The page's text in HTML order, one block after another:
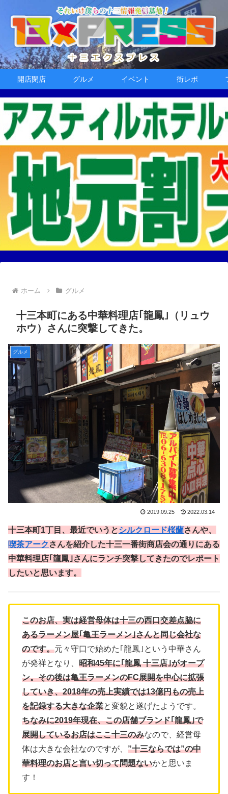
開店閉店 グルメ イベント 街レポ
ホーム グルメ
十三本町にある中華料理店｢龍鳳｣（リュウ
ホウ）さんに突撃してきた。
グルメ
2019.09.25 2022.03.14
十三本町1丁目 、最近でいうとシルクロード桜蘭さんや、
喫茶アーク さんを紹介した十三一番街商店会の通りにある
中華料理店｢龍鳳｣さんにランチ突撃してきたのでレポート
したいと思います。
このお店、実は経営母体は十三の西口交差点脇に
あるラーメン屋｢亀王ラーメン｣さんと同じ会社な
のです。元々守口で始めた｢龍鳳｣という中華さん
が発祥となり、 昭和45年に｢龍鳳 十三店｣がオープ
ン。その後は亀王ラーメンのFC展開を中心に拡張
していき、2018年の売上実績では13億円もの売上
を記録する大きな企業と変貌と遂げたようです。
ちなみに2019年現在、この店舗ブランド｢龍鳳｣で
展開しているお店はここ十三のみなので、経営母
体は大きな会社なのですが、 ”十三ならでは”の中
華料理のお店と言い切って問題ないかと思いま
す！